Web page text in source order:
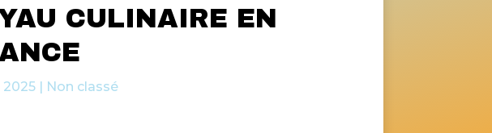
CULINAIRE EN
2025| Non classé